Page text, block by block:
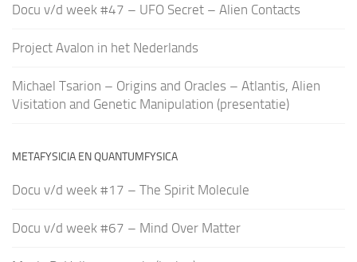
Docu v/d week #47 – UFO Secret – Alien Contacts
Project Avalon in het Nederlands
Michael Tsarion – Origins and Oracles – Atlantis, Alien
Visitation and Genetic Manipulation (presentatie)
METAFYSICIA EN QUANTUMFYSICA
Docu v/d week #17 – The Spirit Molecule
Docu v/d week #67 – Mind Over Matter